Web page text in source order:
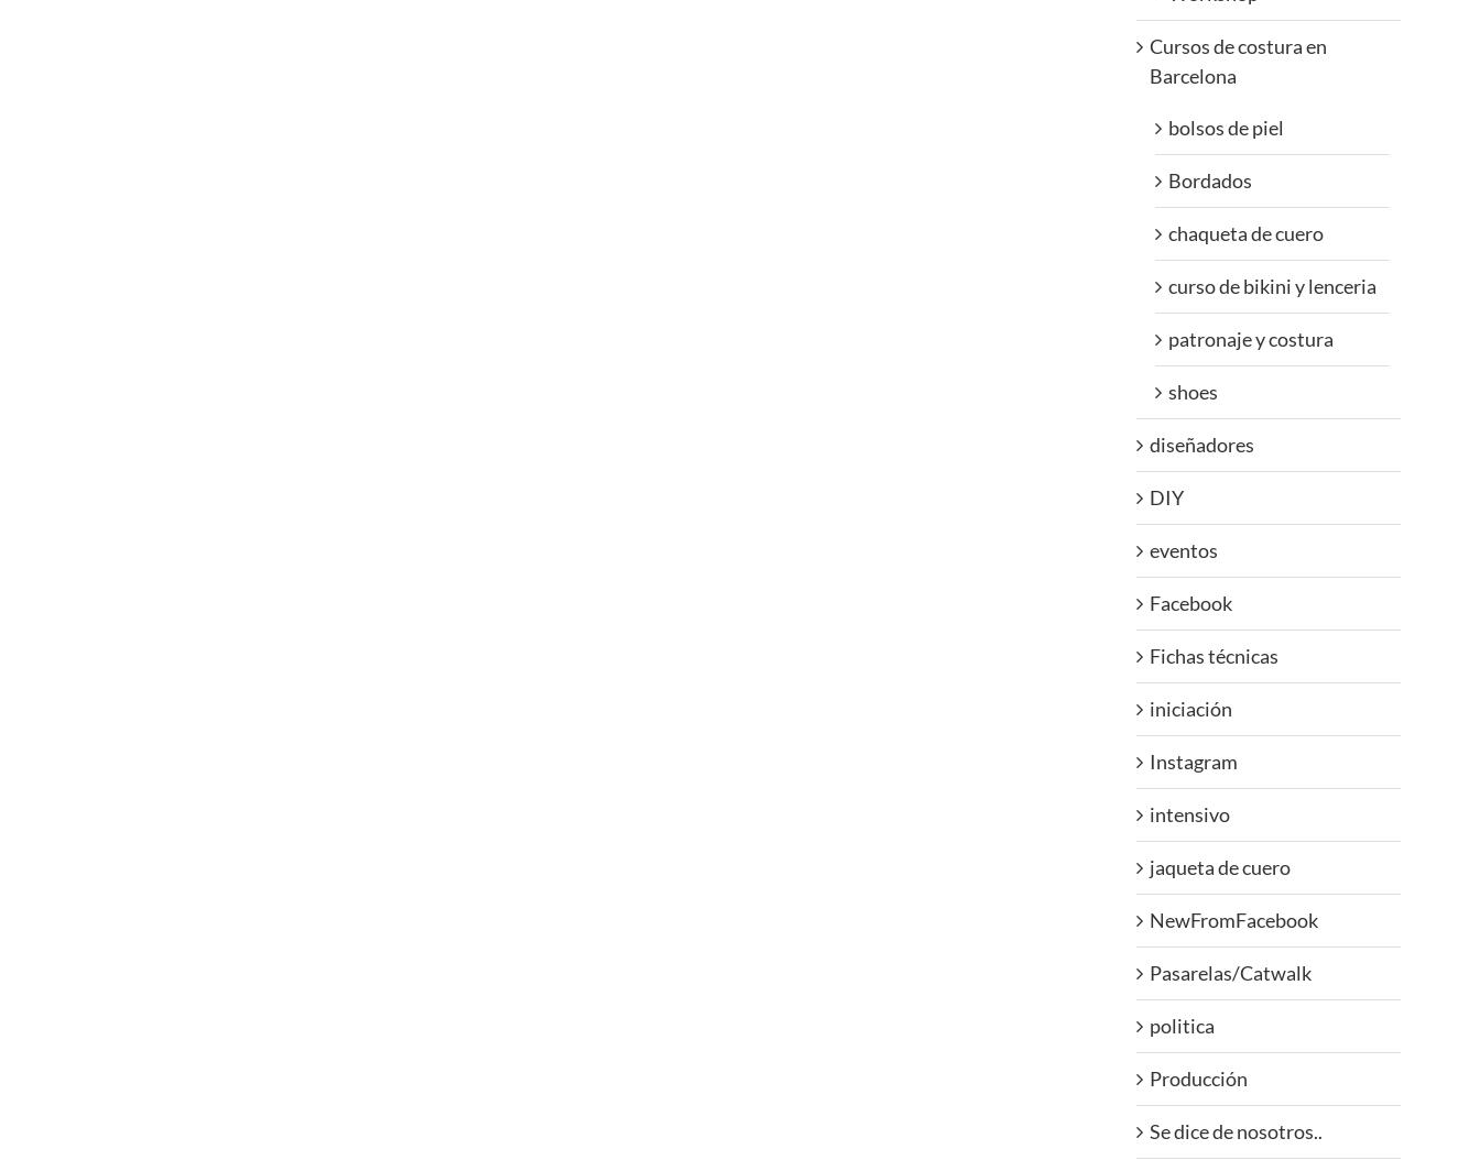
Cursos de costura en
Barcelona
bolsos de piel
Bordados
chaqueta de cuero
curso de bikini y lenceria
patronaje y costura
shoes
diseñadores
DIY
eventos
Facebook
Fichas técnicas
iniciación
Instagram
intensivo
jaqueta de cuero
NewFromFacebook
Pasarelas/Catwalk
politica
Producción
Se dice de nosotros..